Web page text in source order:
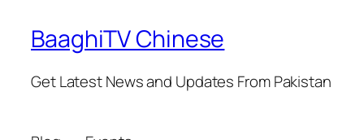
BaaghiTV Chinese
Get Latest News and Updates From Pakistan